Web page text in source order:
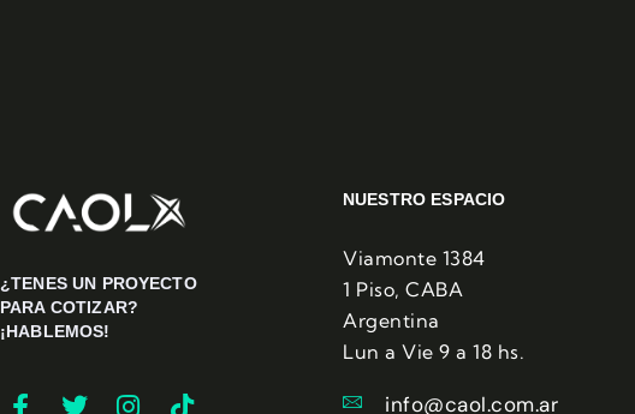
¿TENES UN PROYECTO
PARA COTIZAR?
¡HABLEMOS!
NUESTRO ESPACIO
Viamonte 1384
1 Piso, CABA
Argentina
Lun a Vie 9 a 18 hs.
info@caol.com.ar